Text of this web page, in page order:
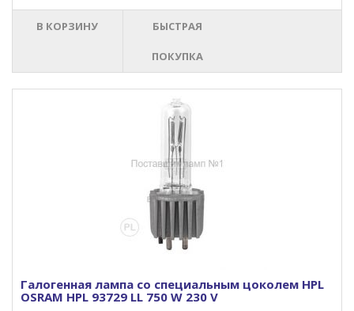
В КОРЗИНУ БЫСТРАЯ
ПОКУПКА
Галогенная лампа со специальным цоколем HPL
OSRAM HPL 93729 LL 750 W 230 V